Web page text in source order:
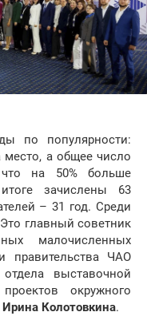
по популярности:
место, а общее число
на 50% больше
зачислены 63
– 31 год. Среди
главный советник
малочисленных
правительства ЧАО
выставочной
окружного
Ирина Колотовкина.